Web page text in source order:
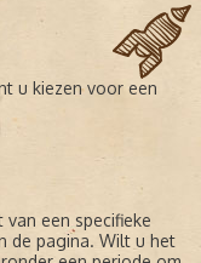
u kiezen voor een
een specifieke
de pagina. Wilt u het